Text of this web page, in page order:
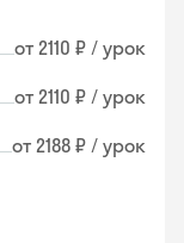
от 2110 ₽ / урок
от 2110 ₽ / урок
от 2188 ₽ / урок